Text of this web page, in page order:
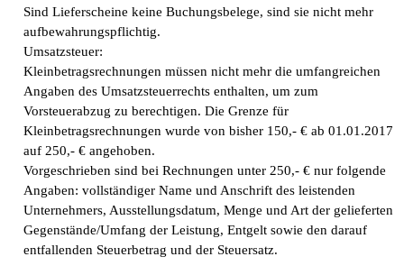
Sind Lieferscheine keine Buchungsbelege, sind sie nicht mehr
aufbewahrungspflichtig.
Umsatzsteuer:
Kleinbetragsrechnungen müssen nicht mehr die umfangreichen
Angaben des Umsatzsteuerrechts enthalten, um zum
Vorsteuerabzug zu berechtigen. Die Grenze für
Kleinbetragsrechnungen wurde von bisher 150,- € ab 01.01.2017
auf 250,- € angehoben.
Vorgeschrieben sind bei Rechnungen unter 250,- € nur folgende
Angaben: vollständiger Name und Anschrift des leistenden
Unternehmers, Ausstellungsdatum, Menge und Art der gelieferten
Gegenstände/Umfang der Leistung, Entgelt sowie den darauf
entfallenden Steuerbetrag und der Steuersatz.